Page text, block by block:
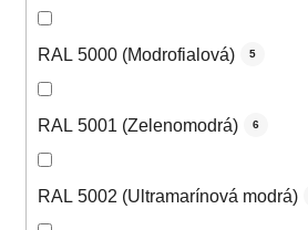
RAL 5000 (Modrofialová) 5
RAL 5001 (Zelenomodrá) 6
RAL 5002 (Ultramarínová modrá)